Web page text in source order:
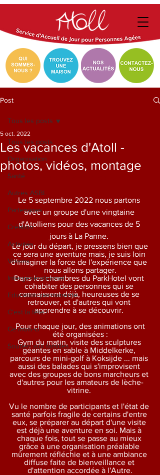
Post
Tous les posts
Organisation
Santé
Autres ASBL
Partenaires
Création
Activités
Voisins
Intergénérationnel
Education permanente
C'est la fête !
Ce mois-ci
Soutien aux familles
Tous les posts
Les vacances d'Atoll -
photos, vidéos, montage
5 oct. 2022
(photos et vidéos après le texte)
Le 5 septembre 2022 nous partons
avec un groupe d'une vingtaine
d'Atolliens pour des vacances de 5
jours à La Panne.
Le jour du départ, je pressens bien que
ce sera une aventure mais, je suis loin
d'imaginer la force de l'expérience que
nous allons partager.
Dans les chambres du ParkHotel vont
cohabiter des personnes qui se
connaissent déjà, heureuses de se
retrouver, et d'autres qui vont
apprendre à se découvrir.
Pour chaque jour, des animations ont
été organisées :
Gym du matin, visite des sculptures
géantes en sable à Middelkerke,
parcours de mini-golf à Koksijde ... mais
aussi des balades qui s'improvisent
avec des groupes de bons marcheurs et
d'autres pour les amateurs de lèche-
vitrine.
Vu le nombre de participants et l'état de
santé parfois fragile de certains d'entre
eux, se préparer au départ d'une visite
est déjà une aventure en soi. Mais à
chaque fois, tout se passe au mieux
grâce à une organisation préalable
mûrement réfléchie et à une ambiance
diffuse faite de bienveillance et
d'attention accordée à l'Autre.